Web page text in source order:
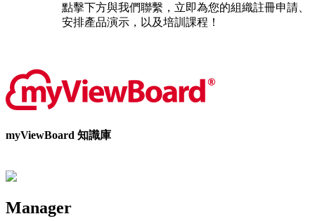
點擊下方與我們聯繫，立即為您的組織註冊申請、
安排產品演示，以及培訓課程！
myViewBoard 知識庫
Manager